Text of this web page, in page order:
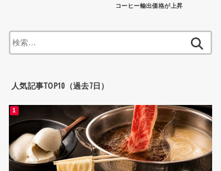
コーヒー輸出価格が上昇
索:
人気記事TOP10（過去7日）